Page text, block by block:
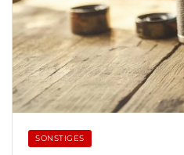
SONSTIGES